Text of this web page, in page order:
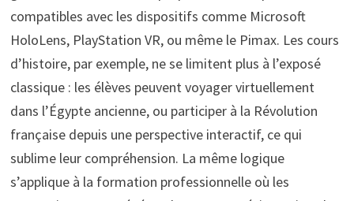
compatibles avec les dispositifs comme Microsoft
HoloLens, PlayStation VR, ou même le Pimax. Les cours
d’histoire, par exemple, ne se limitent plus à l’exposé
classique : les élèves peuvent voyager virtuellement
dans l’Égypte ancienne, ou participer à la Révolution
française depuis une perspective interactif, ce qui
sublime leur compréhension. La même logique
s’applique à la formation professionnelle où les